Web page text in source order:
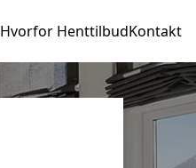
Hvorfor HenttilbudKontakt